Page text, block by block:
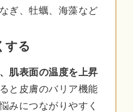
ぎ、牡蠣、海藻など
する
肌表面の温度を上昇
と皮膚のバリア機能
みにつながりやすく